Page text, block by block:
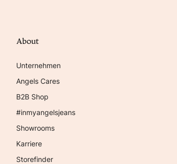
About
Unternehmen
Angels Cares
B2B Shop
#inmyangelsjeans
Showrooms
Karriere
Storefinder